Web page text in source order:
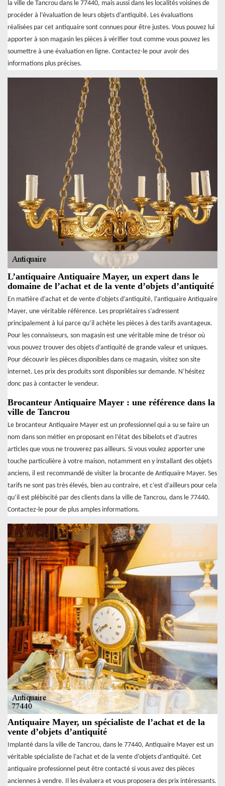
la ville de Tancrou dans le 77440, mais aussi dans les localités voisines de
procéder à l’évaluation de leurs objets d’antiquité. Les évaluations
réalisées par cet antiquaire sont connues pour être justes. Vous pouvez lui
apporter à son magasin les pièces à vérifier tout comme vous pouvez les
soumettre à une évaluation en ligne. Contactez-le pour avoir des
informations plus précises.
L’antiquaire Antiquaire Mayer, un expert dans le
domaine de l’achat et de la vente d’objets d’antiquité
En matière d’achat et de vente d’objets d’antiquité, l’antiquaire Antiquaire
Mayer, une véritable référence. Les propriétaires s’adressent
principalement à lui parce qu’il achète les pièces à des tarifs avantageux.
Pour les connaisseurs, son magasin est une véritable mine de trésor où
vous pouvez trouver des objets d’antiquité de grande valeur et uniques.
Pour découvrir les pièces disponibles dans ce magasin, visitez son site
internet. Les prix des produits sont disponibles sur demande. N’hésitez
donc pas à contacter le vendeur.
Brocanteur Antiquaire Mayer : une référence dans la
ville de Tancrou
Le brocanteur Antiquaire Mayer est un professionnel qui a su se faire un
nom dans son métier en proposant en l’état des bibelots et d’autres
articles que vous ne trouverez pas ailleurs. Si vous voulez apporter une
touche particulière à votre maison, notamment en y installant des objets
anciens, il est recommandé de visiter la brocante de Antiquaire Mayer. Ses
tarifs ne sont pas très élevés, bien au contraire, et c’est d’ailleurs pour cela
qu’il est plébiscité par des clients dans la ville de Tancrou, dans le 77440.
Contactez-le pour de plus amples informations.
Antiquaire Mayer, un spécialiste de l’achat et de la
vente d’objets d’antiquité
Implanté dans la ville de Tancrou, dans le 77440, Antiquaire Mayer est un
véritable spécialiste de l’achat et de la vente d’objets d’antiquité. Cet
antiquaire professionnel peut être contacté si vous avez des pièces
anciennes à vendre. Il les évaluera et vous proposera des prix intéressants.